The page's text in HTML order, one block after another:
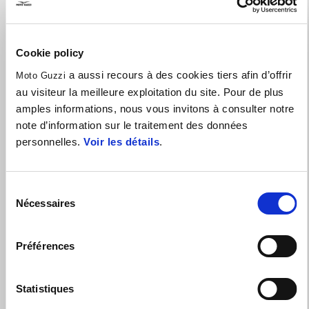
Cookie policy
Moto Guzzi a aussi recours à des cookies tiers afin d’offrir
au visiteur la meilleure exploitation du site. Pour de plus
amples informations, nous vous invitons à consulter notre
note d’information sur le traitement des données
personnelles. Voir les détails.
Nécessaires
Préférences
Statistiques
d'accessoires